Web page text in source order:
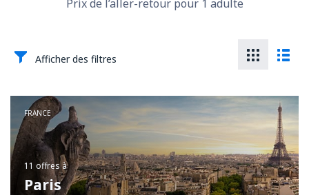
Prix de l’aller-retour pour 1 adulte
Afficher des filtres
FRANCE
11 offresà
Paris